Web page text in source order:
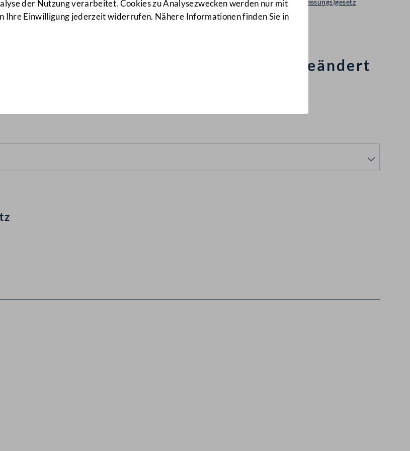
der Nutzung verarbeitet. Cookies zu Analysezwecken werden nur mit
Ihre Einwilligung jederzeit widerrufen. Nähere Informationen finden Sie in
Regierungsvorlage: Bundes(verfassungs)gesetz
28 d.B.
dem das Schulpflichtgesetz 1985 geändert